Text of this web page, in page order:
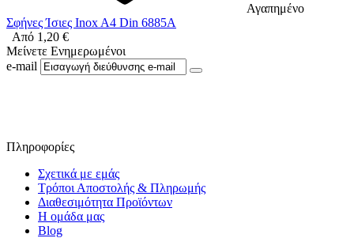
Αγαπημένο
Σφήνες Ίσιες Inox A4 Din 6885A
Από 1,20 €
Μείνετε Ενημερωμένοι
e-mail
Πληροφορίες
Σχετικά με εμάς
Τρόποι Αποστολής & Πληρωμής
Διαθεσιμότητα Προϊόντων
Η ομάδα μας
Blog